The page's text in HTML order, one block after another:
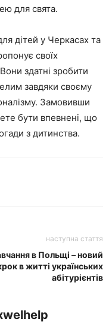
для свята.
дітей у Черкасах та
своїх
здатні зробити
завдяки своєму
Замовивши
бути впевнені, що
з дитинства.
наступна стаття
в Польщі – новий
в житті українських
абітурієнтів